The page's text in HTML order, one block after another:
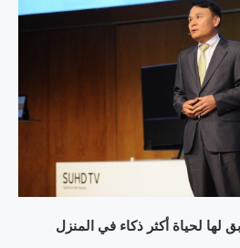
لها لحياة أكثر ذكاء في المنزل